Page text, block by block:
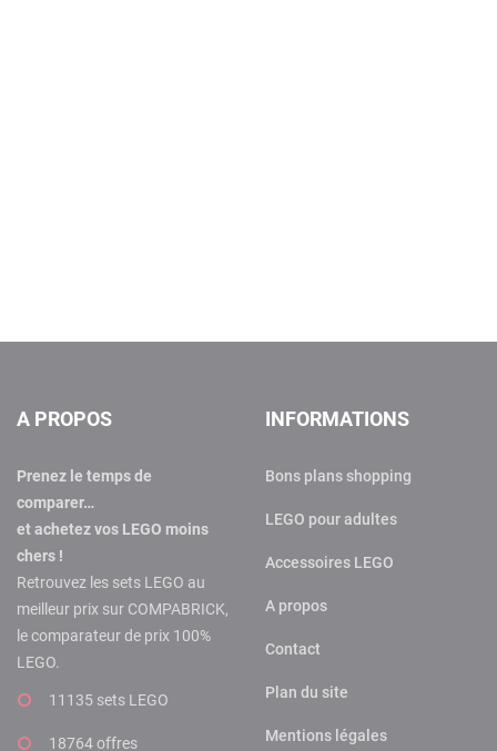
A PROPOS
Prenez le temps de
comparer…
et achetez vos LEGO moins
chers !
Retrouvez les sets LEGO au
meilleur prix sur COMPABRICK,
le comparateur de prix 100%
LEGO.
11135 sets LEGO
18764 offres
INFORMATIONS
Bons plans shopping
LEGO pour adultes
Accessoires LEGO
A propos
Contact
Plan du site
Mentions légales